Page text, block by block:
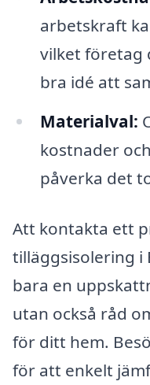
arbetskraft
vilket företag
bra idé att
Materialval:
kostnader
påverka det
Att kontakta ett
tilläggsisolering i
bara en
utan också råd
för ditt hem.
för att enkelt